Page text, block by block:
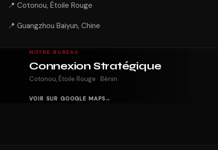
📍 Cotonou, Étoile Rouge
📍 Guangzhou Baiyun, Chine
NOTRE BUREAU
Connexion Stratégique
Cotonou, Étoile Rouge · Bénin
VOIR SUR GOOGLE MAPS